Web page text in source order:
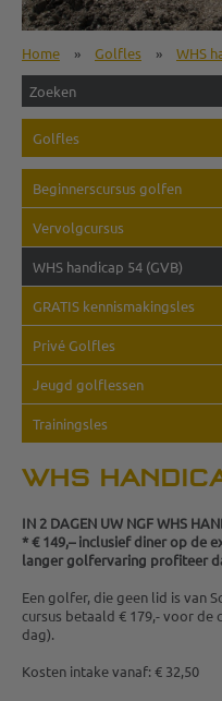
Home » Golfles » WHS
Golfles
Beginnerscursus golfen
Vervolgcursus
WHS handicap 54 (GVB)
GRATIS kennismakingsles
Privé Golfles
Jeugd golflessen
Trainingsles
WHS
IN 2 DAGEN UW NGF WHS
* € 149,– inclusief diner op de
langer golfervaring profiteer
Een golfer, die geen lid is van
cursus betaald € 179,- voor de
dag).
Kosten intake vanaf: € 32,50